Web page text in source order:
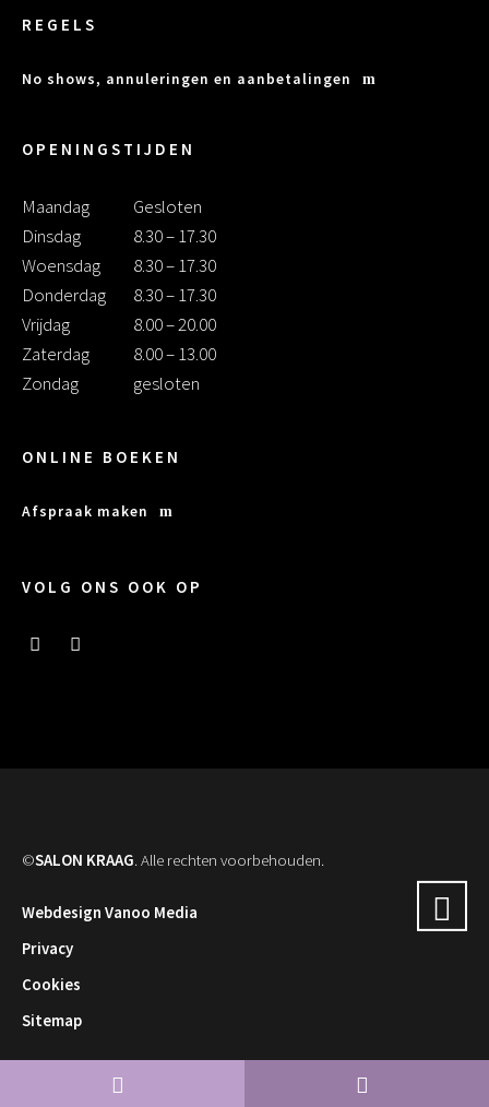
REGELS
No shows, annuleringen en aanbetalingen
OPENINGSTIJDEN
Maandag
Gesloten
Dinsdag
8.30 – 17.30
Woensdag
8.30 – 17.30
Donderdag
8.30 – 17.30
Vrijdag
8.00 – 20.00
Zaterdag
8.00 – 13.00
Zondag
gesloten
ONLINE BOEKEN
Afspraak maken
VOLG ONS OOK OP
©SALON KRAAG. Alle rechten voorbehouden.
Webdesign Vanoo Media
Privacy
Cookies
Sitemap